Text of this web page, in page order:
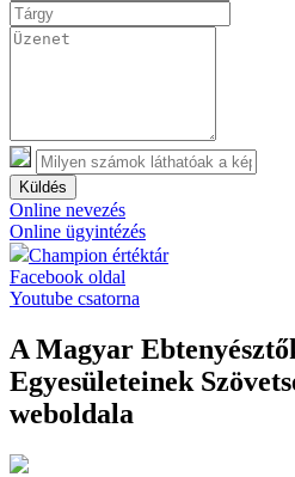
Küldés
Online nevezés
Online ügyintézés
Champion értéktár
Facebook oldal
Youtube csatorna
A Magyar
Egyesületeinek
weboldala